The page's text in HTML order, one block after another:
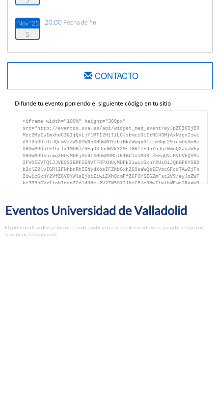
Nov '25
5
20:00 Fecha de fin
CONTACTO
Difunde tu evento poniendo el siguiente código en tu sitio
Eventos Universidad de Valladolid
El portal donde podrás gestionar, difundir, asistir y buscar eventos académicos, jornadas, congresos,
seminarios, ferias y cursos